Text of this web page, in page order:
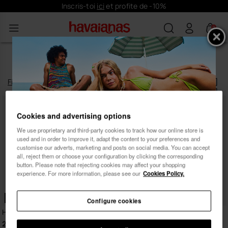
Inscris-toi ici et profite de -10%
0
TONGS ROUGES POUR HOMME
2produits|
Filtrerettrier
Havaianas Top Logomania 2
28,00 €
Havaianas Top
Inscris-toi et profite de
10% de réduction
Homme
Cookies and advertising options
We use proprietary and third-party cookies to track how our online store is
used and in order to improve it, adapt the content to your preferences and
customise our adverts, marketing and posts on social media. You can accept
all, reject them or choose your configuration by clicking the corresponding
button. Please note that rejecting cookies may affect your shopping
experience. For more information, please see our Cookies Policy.
Configure cookies